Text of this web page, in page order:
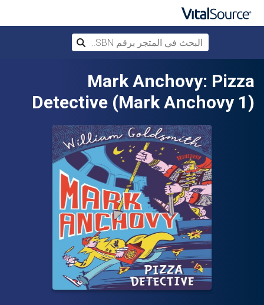
تخطي إلى المحتوى الرئيسيMark Anchovy: Pizza
Detective (Mark Anchovy 1)